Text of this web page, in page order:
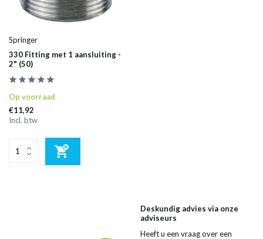
Springer
330 Fitting met 1 aansluiting -
2" (50)
Op voorraad
€11,92
Incl. btw
Deskundig advies via onze
adviseurs
Heeft u een vraag over een